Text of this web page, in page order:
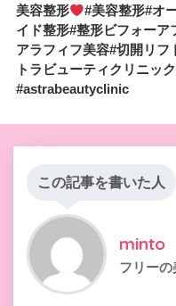
美容整形
#美容整形#オ
イド整形#整形ビフォーア
アラフィフ美容#切開リフ
トラビューティクリニック
#astrabeautyclinic
この記事を書いた人
minto
フリー